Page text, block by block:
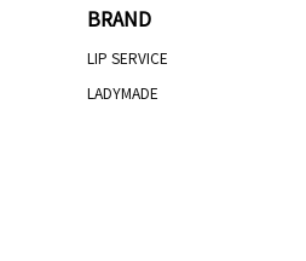
BRAND
LIP SERVICE
LADYMADE